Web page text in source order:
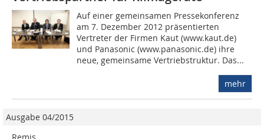
Auf einer gemeinsamen Pressekonferenz
am 7. Dezember 2012 präsentierten
Vertreter der Firmen Kaut (www.kaut.de)
und Panasonic (www.panasonic.de) ihre
neue, gemeinsame Vertriebstruktur. Das...
mehr
Ausgabe 04/2015